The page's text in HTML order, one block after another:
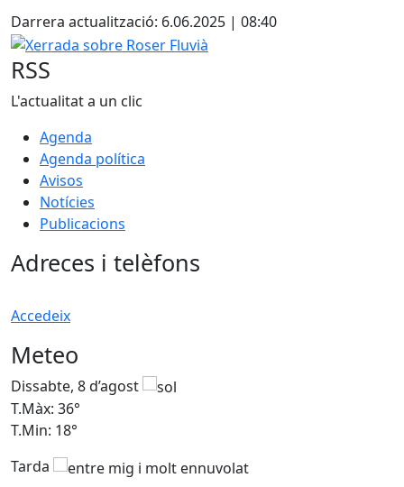
Darrera actualització: 6.06.2025 | 08:40
Xerrada sobre Roser Fluvià
RSS
L'actualitat a un clic
Agenda
Agenda política
Avisos
Notícies
Publicacions
Adreces i telèfons
Accedeix
Meteo
Dissabte, 8 d’agost
T.Màx: 36°
T.Min: 18°
Tarda